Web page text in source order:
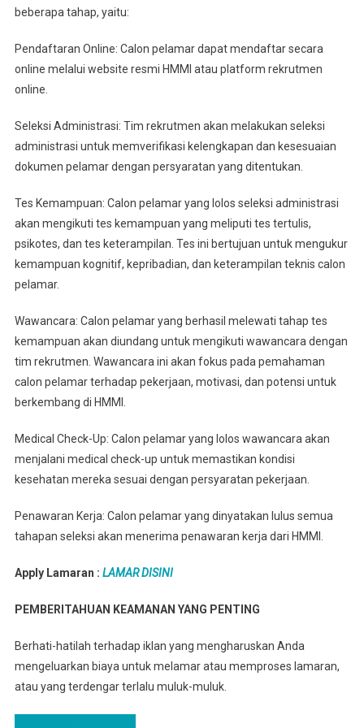
beberapa tahap, yaitu:
Pendaftaran Online: Calon pelamar dapat mendaftar secara
online melalui website resmi HMMI atau platform rekrutmen
online.
Seleksi Administrasi: Tim rekrutmen akan melakukan seleksi
administrasi untuk memverifikasi kelengkapan dan kesesuaian
dokumen pelamar dengan persyaratan yang ditentukan.
Tes Kemampuan: Calon pelamar yang lolos seleksi administrasi
akan mengikuti tes kemampuan yang meliputi tes tertulis,
psikotes, dan tes keterampilan. Tes ini bertujuan untuk mengukur
kemampuan kognitif, kepribadian, dan keterampilan teknis calon
pelamar.
Wawancara: Calon pelamar yang berhasil melewati tahap tes
kemampuan akan diundang untuk mengikuti wawancara dengan
tim rekrutmen. Wawancara ini akan fokus pada pemahaman
calon pelamar terhadap pekerjaan, motivasi, dan potensi untuk
berkembang di HMMI.
Medical Check-Up: Calon pelamar yang lolos wawancara akan
menjalani medical check-up untuk memastikan kondisi
kesehatan mereka sesuai dengan persyaratan pekerjaan.
Penawaran Kerja: Calon pelamar yang dinyatakan lulus semua
tahapan seleksi akan menerima penawaran kerja dari HMMI.
Apply Lamaran : LAMAR DISINI
PEMBERITAHUAN KEAMANAN YANG PENTING
Berhati-hatilah terhadap iklan yang mengharuskan Anda
mengeluarkan biaya untuk melamar atau memproses lamaran,
atau yang terdengar terlalu muluk-muluk.